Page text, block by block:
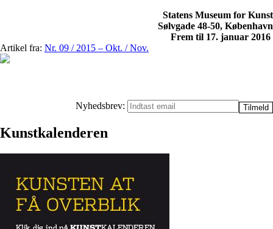
Statens Museum for Kunst
Sølvgade 48-50, København
Frem til 17. januar 2016
Artikel fra: Nr. 09 / 2015 – Okt. / Nov.
Nyhedsbrev:
Kunstkalenderen